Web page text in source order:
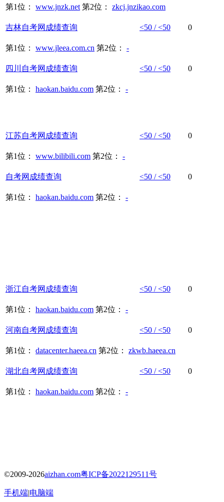
第1位： www.jnzk.net 第2位： zkcj.jnzikao.com
吉林自考网 成绩查询 <50 / <50 0
第1位： www.jleea.com.cn 第2位： -
四川 自考网 成绩查询 <50 / <50 0
第1位： haokan.baidu.com 第2位： -
江苏自考网 成绩查询 <50 / <50 0
第1位： www.bilibili.com 第2位： -
自考网 成绩查询 <50 / <50 0
第1位： haokan.baidu.com 第2位： -
浙江自考网 成绩查询 <50 / <50 0
第1位： haokan.baidu.com 第2位： -
河南自考网 成绩查询 <50 / <50 0
第1位： datacenter.haeea.cn 第2位： zkwb.haeea.cn
湖北自考网 成绩查询 <50 / <50 0
第1位： haokan.baidu.com 第2位： -
©2009-2026aizhan.com粤ICP备2022129511号
手机端|电脑端